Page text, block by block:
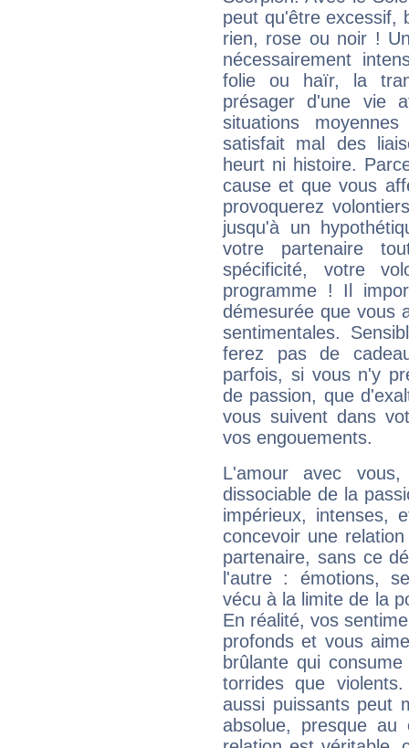
peut qu'être excessif,
rien, rose ou noir !
nécessairement
folie ou haïr, la
présager d'une vie
situations
satisfait mal des
heurt ni histoire.
cause et que vous
provoquerez
jusqu'à un
votre partenaire
spécificité, votre
programme ! Il
démesurée que vous
sentimentales.
ferez pas de
parfois, si vous n'y
de passion, que
vous suivent dans
vos engouements.
L'amour avec
dissociable de la
impérieux, intenses,
concevoir une
partenaire, sans ce
l'autre : émotions,
vécu à la limite de la
En réalité, vos
profonds et vous
brûlante qui
torrides que
aussi puissants peut
absolue, presque